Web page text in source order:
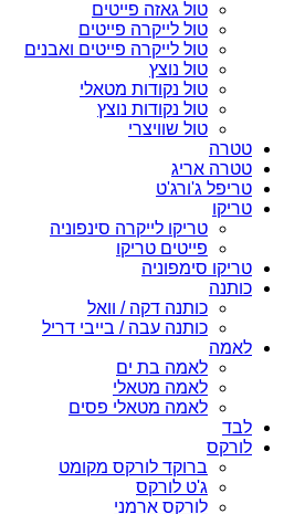
טול גאזה פייטים
טול לייקרה פייטים
טול לייקרה פייטים ואבנים
טול נוצץ
טול נקודות מטאלי
טול נקודות נוצץ
טול שוויצרי
טטרה
טטרה אריג
טריפל ג'ורג'ט
טריקו
טריקו לייקרה סינפוניה
פייטים טריקו
טריקו סימפוניה
כותנה
כותנה דקה / וואל
כותנה עבה / בייבי דריל
לאמה
לאמה בת ים
לאמה מטאלי
לאמה מטאלי פסים
לבד
לורקס
ברוקד לורקס מקומט
ג'ט לורקס
לורקס ארמני